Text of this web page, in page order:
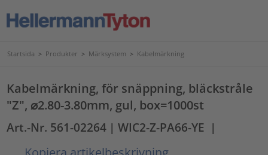
Startsida > Produkter > Märksystem > Kabelmärkning
Kabelmärkning, för snäppning, bläckstråle
"Z", ⌀2.80-3.80mm, gul, box=1000st
Art.-Nr. 561-02264 | WIC2-Z-PA66-YE |